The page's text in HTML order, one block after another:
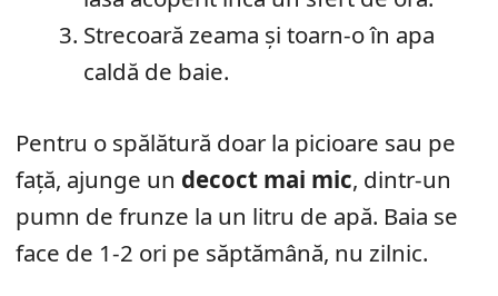
Strecoară zeama și toarn-o în apa
caldă de baie.
Pentru o spălătură doar la picioare sau pe
față, ajunge un decoct mai mic, dintr-un
pumn de frunze la un litru de apă. Baia se
face de 1-2 ori pe săptămână, nu zilnic.